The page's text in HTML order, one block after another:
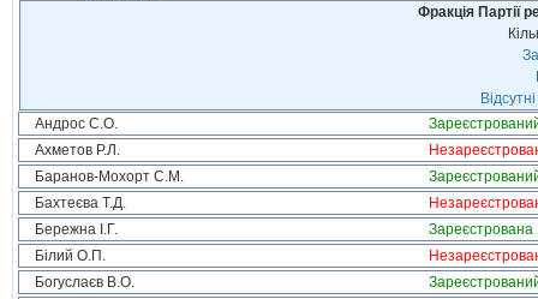
Фракція Партії
Андрос С.О.
Ахметов Р.Л.
Баранов-Мохорт С.М.
Бахтеєва Т.Д.
Бережна І.Г.
Зареєстрована
Білий О.П.
Богуслаєв В.О.